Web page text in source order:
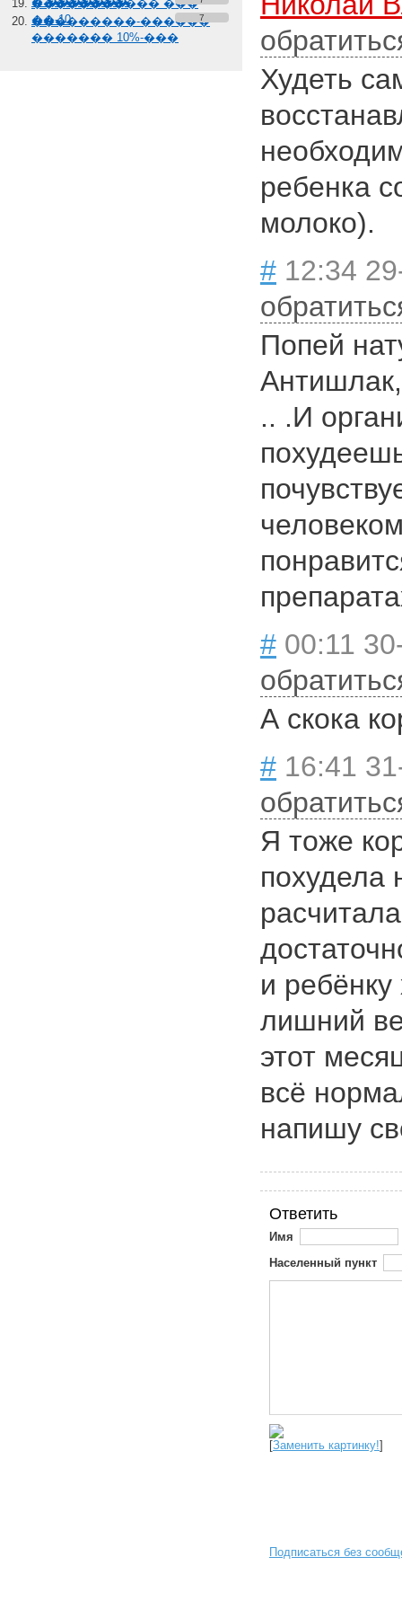
����������� ���
��-10
���������-������
������� 10%-���
7
Худеть
ребенка
молоко).
# 12:34
Попей
.. .И
# 00:11
А скока
# 16:41
Я тоже
похудела
и
лишний
этот
всё
напишу
Ответить
Имя
Населенный пункт
[Заменить картинку!]
Подписаться без